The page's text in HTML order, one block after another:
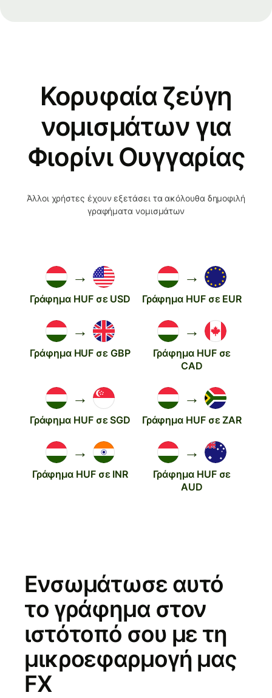
Κορυφαία ζεύγη
νομισμάτων για
Φιορίνι Ουγγαρίας
Άλλοι χρήστες έχουν εξετάσει τα ακόλουθα δημοφιλή
γραφήματα νομισμάτων
→
Γράφημα HUF σε USD
→
Γράφημα HUF σε EUR
→
Γράφημα HUF σε GBP
→
Γράφημα HUF σε
CAD
→
Γράφημα HUF σε SGD
→
Γράφημα HUF σε ZAR
→
Γράφημα HUF σε INR
→
Γράφημα HUF σε
AUD
Ενσωμάτωσε αυτό
το γράφημα στον
ιστότοπό σου με τη
μικροεφαρμογή μας
FX